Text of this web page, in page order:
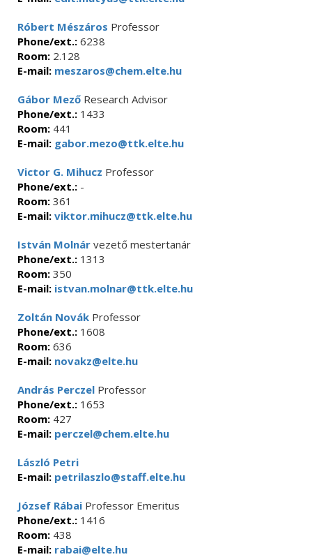
Róbert Mészáros Professor
Phone/ext.: 6238
Room: 2.128
E-mail: meszaros@chem.elte.hu
Gábor Mező Research Advisor
Phone/ext.: 1433
Room: 441
E-mail: gabor.mezo@ttk.elte.hu
Victor G. Mihucz Professor
Phone/ext.: -
Room: 361
E-mail: viktor.mihucz@ttk.elte.hu
István Molnár vezető mestertanár
Phone/ext.: 1313
Room: 350
E-mail: istvan.molnar@ttk.elte.hu
Zoltán Novák Professor
Phone/ext.: 1608
Room: 636
E-mail: novakz@elte.hu
András Perczel Professor
Phone/ext.: 1653
Room: 427
E-mail: perczel@chem.elte.hu
László Petri
E-mail: petrilaszlo@staff.elte.hu
József Rábai Professor Emeritus
Phone/ext.: 1416
Room: 438
E-mail: rabai@elte.hu